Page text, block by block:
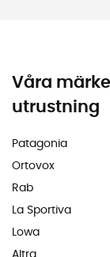
Våra
utrustning
Patagonia
Ortovox
Rab
La Sportiva
Lowa
Altra